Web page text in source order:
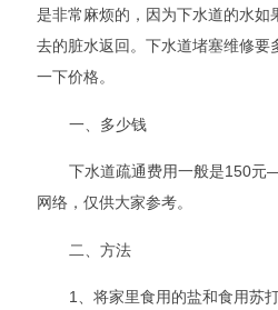
是非常麻烦的，因为下水道的水如
去的脏水返回。下水道堵塞维修要
一下价格。
一、多少钱
下水道疏通费用一般是150
网络，仅供大家参考。
二、方法
1、将家里食用的盐和食用苏